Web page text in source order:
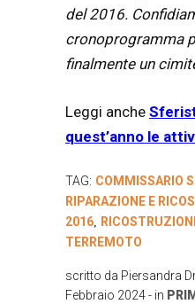
del 2016.
cronoprogramma
finalmente un
Leggi anche
quest’anno le
TAG: COMMISSARIO
RIPARAZIONE E
2016,
TERREMOTO
scritto da Piersandra
Febbraio 2024- in